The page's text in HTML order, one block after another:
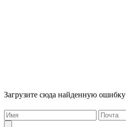
Загрузите сюда найденную ошибку